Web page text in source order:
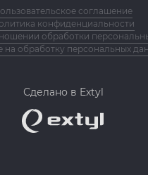
соглашение
конфиденциальности
обработки
на обработку персональных
Сделано в Extyl